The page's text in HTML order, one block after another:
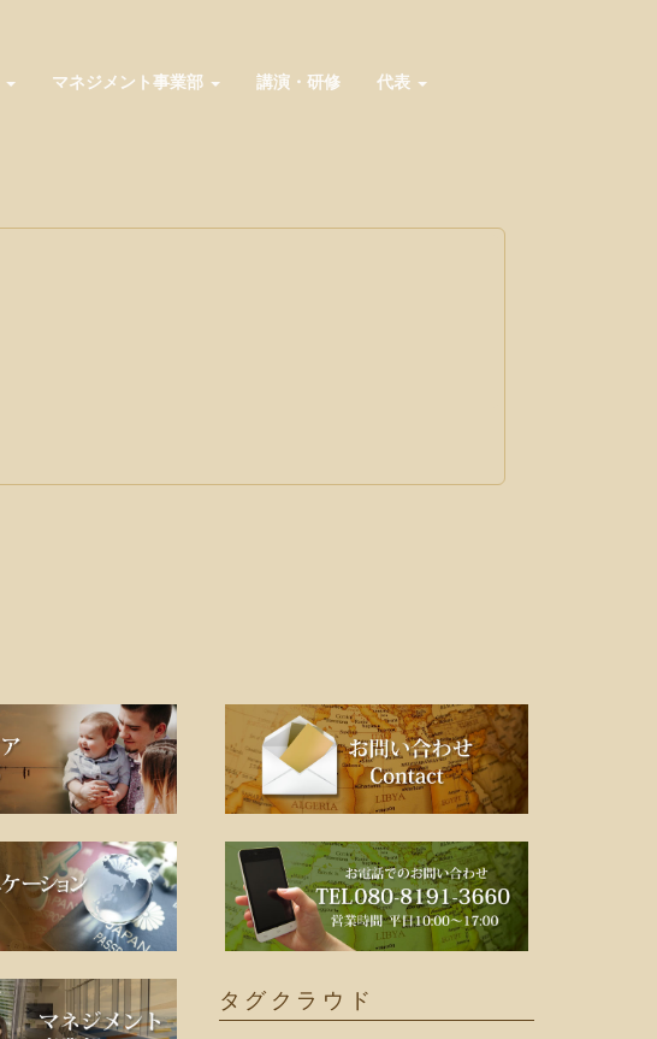
マネジメント事業部 講演・研修 代表
タグクラウド